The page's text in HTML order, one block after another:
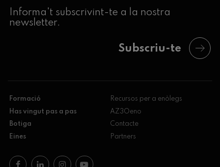
Informa't subscrivint-te a la nostra
newsletter.
Subscriu-te
Formació
Has vingut pas a pas
Botiga
Eines
Recursos per a enòlegs
AZ3Oeno
Contacte
Partners